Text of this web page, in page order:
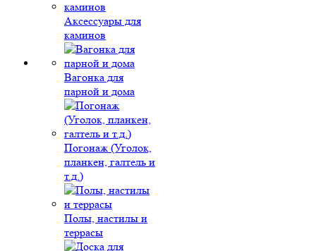
Аксессуары для
каминов
Вагонка для
парной и дома
Погонаж (Уголок,
планкен, галтель и
т.д.)
Полы, настилы и
террасы